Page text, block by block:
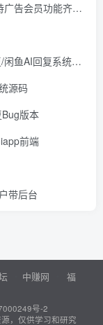
功能齐全短剧源码
AI回复系统源码
源码
Bug版本
前端
带后台
中赚网
福
号-2
，仅供学习和研究